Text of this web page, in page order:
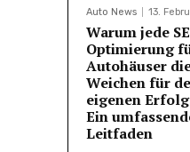
Auto News 13.
Warum jede
Optimierung
Autohäuser
Weichen für
eigenen
Ein
Leitfaden